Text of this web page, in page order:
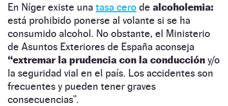
En Níger existe una tasa cero de alcoholemia:
está prohibido ponerse al volante si se ha
consumido alcohol. No obstante, el Ministerio
de Asuntos Exteriores de España aconseja
“extremar la prudencia con la conducción y/o
la seguridad vial en el país. Los accidentes son
frecuentes y pueden tener graves
consecuencias”.